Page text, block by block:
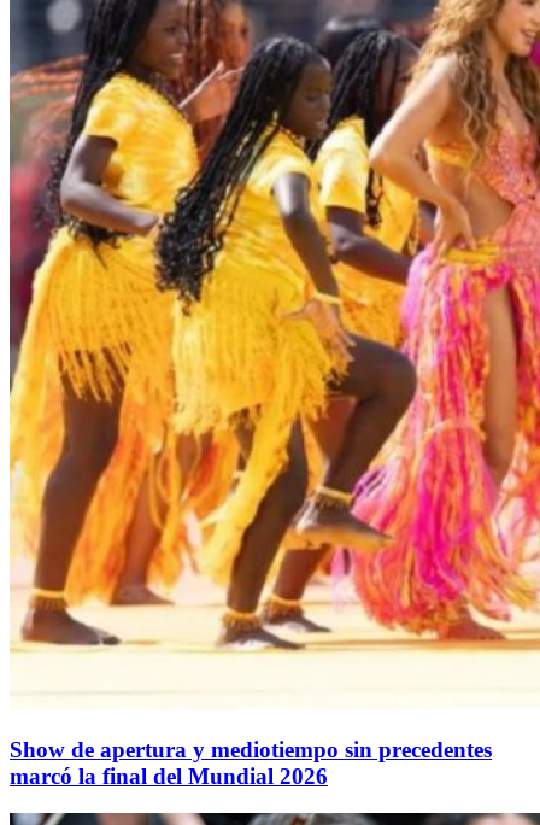
Show de apertura y mediotiempo sin precedentes
marcó la final del Mundial 2026